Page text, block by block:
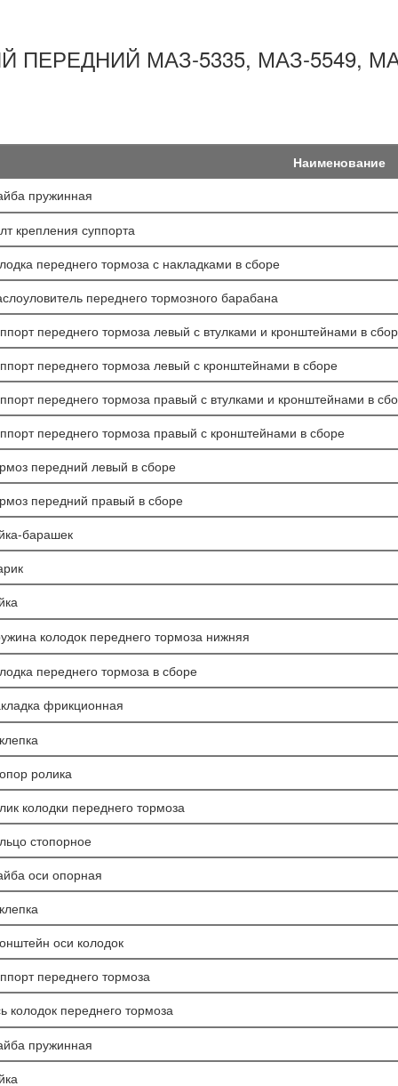
МАЗ-5335, МАЗ-5549,
Наименование
пружинная
крепления суппорта
переднего тормоза с накладками в сборе
переднего тормозного барабана
переднего тормоза левый с втулками и кронштейнами в
переднего тормоза левый с кронштейнами в сборе
переднего тормоза правый с втулками и кронштейнами в
переднего тормоза правый с кронштейнами в сборе
передний левый в сборе
передний правый в сборе
барашек
колодок переднего тормоза нижняя
переднего тормоза в сборе
фрикционная
ролика
колодки переднего тормоза
стопорное
оси опорная
оси колодок
переднего тормоза
колодок переднего тормоза
пружинная